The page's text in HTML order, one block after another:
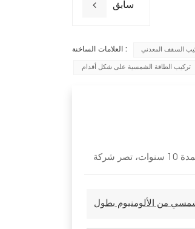
سابق
العلامات الساخنة : السقف المعدني
تركيب الطاقة الشمسية على شكل أقدام